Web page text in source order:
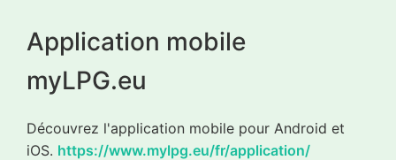
Application mobile
myLPG.eu
Découvrez l'application mobile pour Android et
iOS. https://www.mylpg.eu/fr/application/